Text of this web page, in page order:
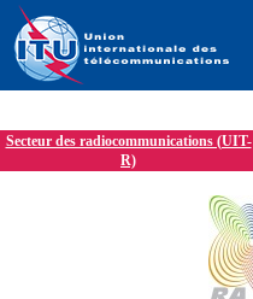
Secteur des radiocommunications (UIT-
R)